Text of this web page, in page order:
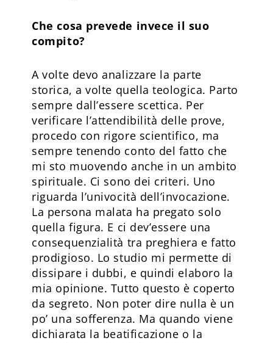
Che cosa prevede invece il suo
compito?
A volte devo analizzare la parte
storica, a volte quella teologica. Parto
sempre dall’essere scettica. Per
verificare l’attendibilità delle prove,
procedo con rigore scientifico, ma
sempre tenendo conto del fatto che
mi sto muovendo anche in un ambito
spirituale. Ci sono dei criteri. Uno
riguarda l’univocità dell’invocazione.
La persona malata ha pregato solo
quella figura. E ci dev’essere una
consequenzialità tra preghiera e fatto
prodigioso. Lo studio mi permette di
dissipare i dubbi, e quindi elaboro la
mia opinione. Tutto questo è coperto
da segreto. Non poter dire nulla è un
po’ una sofferenza. Ma quando viene
dichiarata la beatificazione o la